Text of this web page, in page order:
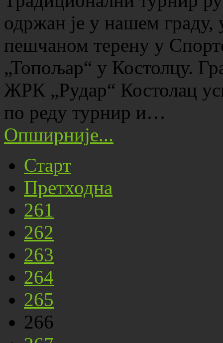
одржан је у нашем граду,
пешчаном терену у
„Топољар“ у Костолцу.
ЖРК „Рудар“ Костолац
по реду турнир и…
Опширније...
Старт
Претходна
261
262
263
264
265
266